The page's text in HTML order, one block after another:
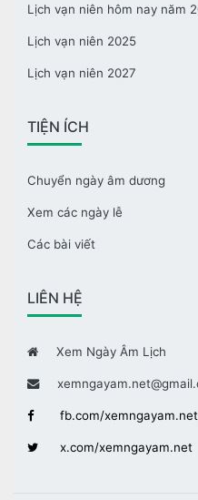
Lịch vạn niên hôm nay năm
Lịch vạn niên 2025
Lịch vạn niên 2027
TIỆN ÍCH
Chuyển ngày âm dương
Xem các ngày lễ
Các bài viết
LIÊN HỆ
Xem Ngày Âm Lịch
fb.com/xemngayam.net
x.com/xemngayam.net